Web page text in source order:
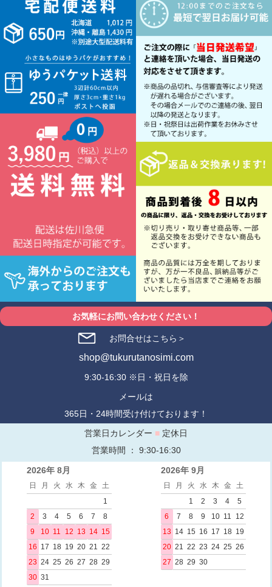
お気軽にお問い合わせください！
お問合せはこちら＞
shop@tukurutanosimi.com
9:30-16:30 ※日・祝日を除
メールは
365日・24時間受け付けております！
営業日カレンダー ■ 定休日
営業時間 ： 9:30-16:30
2026年 8月
日 月 火 水 木 金
土
1
2
3 4 5 6 7
8
9
10 11 12 13 14 15
16 17 18 19 20 21 22
23 24 25 26 27 28 29
30 31
2026年 9月
日 月 火 水 木 金
土
1
2 3 4
5
6
7 8 9 10 11
12
13 14 15 16 17 18 19
20 21 22 23 24 25 26
27 28 29 30